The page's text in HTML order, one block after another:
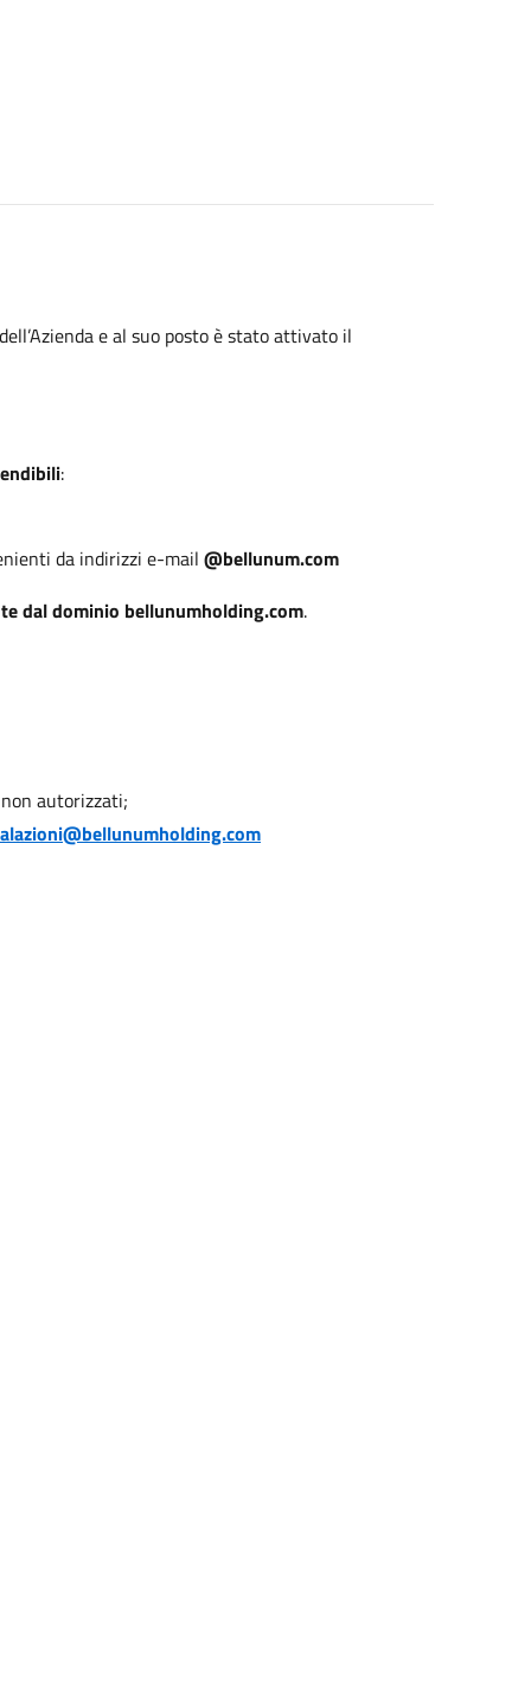
e al suo posto è stato attivato il
:
da indirizzi e-mail @bellunum.com
dal dominio bellunumholding.com.
autorizzati;